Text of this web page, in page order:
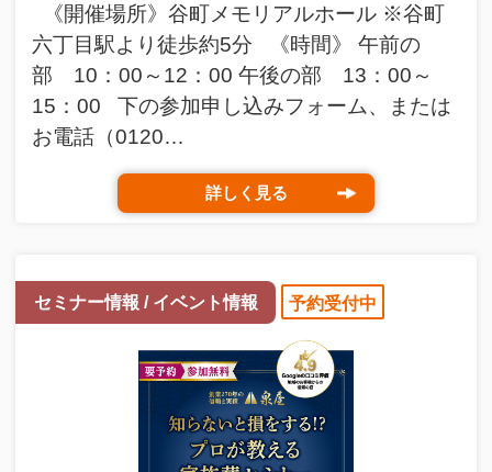
《開催場所》谷町メモリアルホール ※谷町
六丁目駅より徒歩約5分 《時間》 午前の
部 10：00～12：00 午後の部 13：00～
15：00 下の参加申し込みフォーム、または
お電話（0120…
詳しく見る
セミナー情報 / イベント情報 予約受付中